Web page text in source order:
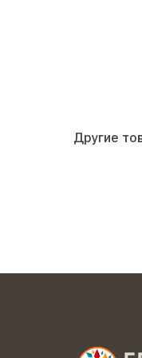
Другие